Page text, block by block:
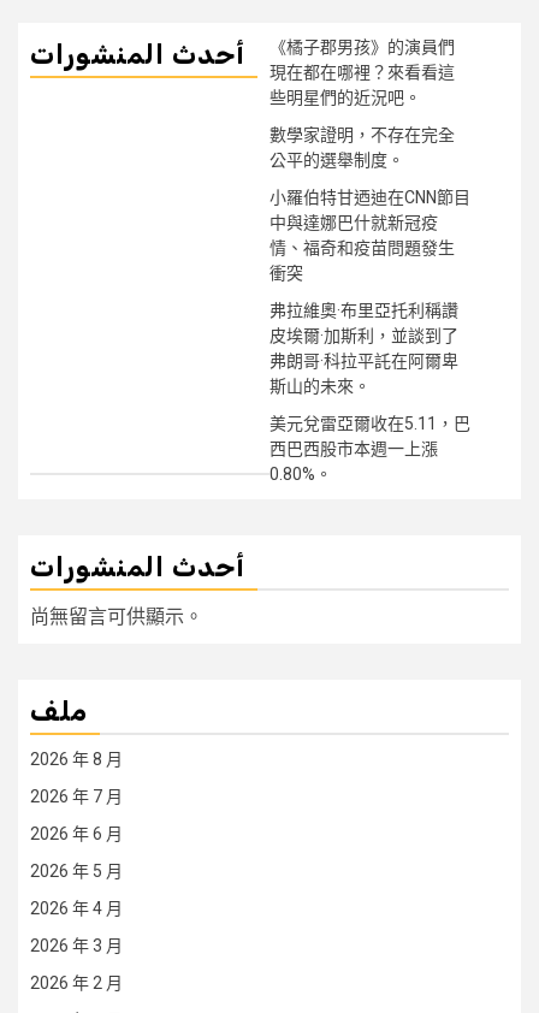
أحدث المنشورات
《橘子郡男孩》的演員們
現在都在哪裡？來看看這
些明星們的近況吧。
數學家證明，不存在完全
公平的選舉制度。
小羅伯特甘迺迪在CNN節目
中與達娜巴什就新冠疫
情、福奇和疫苗問題發生
衝突
弗拉維奧·布里亞托利稱讚
皮埃爾·加斯利，並談到了
弗朗哥·科拉平託在阿爾卑
斯山的未來。
美元兌雷亞爾收在5.11，巴
西巴西股市本週一上漲
0.80%。
أحدث المنشورات
尚無留言可供顯示。
ملف
2026 年 8 月
2026 年 7 月
2026 年 6 月
2026 年 5 月
2026 年 4 月
2026 年 3 月
2026 年 2 月